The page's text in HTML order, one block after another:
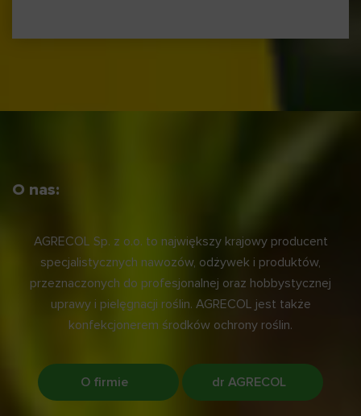
O nas:
AGRECOL Sp. z o.o. to największy krajowy producent
specjalistycznych nawozów, odżywek i produktów,
przeznaczonych do profesjonalnej oraz hobbystycznej
uprawy i pielęgnacji roślin. AGRECOL jest także
konfekcjonerem środków ochrony roślin.
O firmie dr AGRECOL